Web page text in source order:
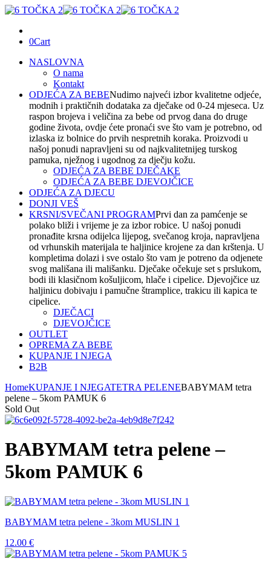
0Cart
NASLOVNA
O nama
Kontakt
ODJEĆA ZA BEBENudimo najveći izbor kvalitetne odjeće,
modnih i praktičnih dodataka za dječake od 0-24 mjeseca. Uz
raspon brojeva i veličina za bebe od prvog dana do druge
godine života, ovdje ćete pronaći sve što vam je potrebno, od
izlaska iz bolnice do prvih nespretnih koraka. Proizvodi u
našoj ponudi napravljeni su od najkvalitetnijeg turskog
pamuka, nježnog i ugodnog za dječju kožu.
ODJEĆA ZA BEBE DJEČAKE
ODJEĆA ZA BEBE DJEVOJČICE
ODJEĆA ZA DJECU
DONJI VEŠ
KRSNI/SVEČANI PROGRAMPrvi dan za pamćenje se
polako bliži i vrijeme je za izbor robice. U našoj ponudi
pronađite krsna odijelca lijepog, svečanog kroja, napravljena
od vrhunskih materijala te haljinice krojene za dan krštenja. U
kompletima dolazi i sve ostalo što vam je potreno da odjenete
svog mališana ili mališanku. Dječake očekuje set s prslukom,
bodi ili klasičnom košuljicom, hlače i cipelice. Djevojčice uz
haljinicu dobivaju i pamučne štramplice, trakicu ili kapica te
cipelice.
DJEČACI
DJEVOJČICE
OUTLET
OPREMA ZA BEBE
KUPANJE I NJEGA
B2B
HomeKUPANJE I NJEGATETRA PELENEBABYMAM tetra
pelene – 5kom PAMUK 6
Sold Out
BABYMAM tetra pelene –
5kom PAMUK 6
BABYMAM tetra pelene - 3kom MUSLIN 1
12.00 €